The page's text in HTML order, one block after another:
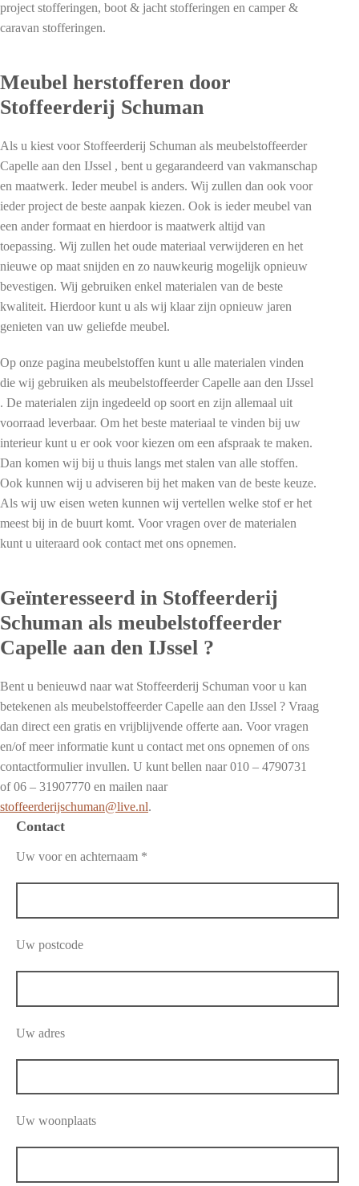
project stofferingen, boot & jacht stofferingen en camper &
caravan stofferingen.
Meubel herstofferen door
Stoffeerderij Schuman
Als u kiest voor Stoffeerderij Schuman als meubelstoffeerder
Capelle aan den IJssel , bent u gegarandeerd van vakmanschap
en maatwerk. Ieder meubel is anders. Wij zullen dan ook voor
ieder project de beste aanpak kiezen. Ook is ieder meubel van
een ander formaat en hierdoor is maatwerk altijd van
toepassing. Wij zullen het oude materiaal verwijderen en het
nieuwe op maat snijden en zo nauwkeurig mogelijk opnieuw
bevestigen. Wij gebruiken enkel materialen van de beste
kwaliteit. Hierdoor kunt u als wij klaar zijn opnieuw jaren
genieten van uw geliefde meubel.
Op onze pagina meubelstoffen kunt u alle materialen vinden
die wij gebruiken als meubelstoffeerder Capelle aan den IJssel
. De materialen zijn ingedeeld op soort en zijn allemaal uit
voorraad leverbaar. Om het beste materiaal te vinden bij uw
interieur kunt u er ook voor kiezen om een afspraak te maken.
Dan komen wij bij u thuis langs met stalen van alle stoffen.
Ook kunnen wij u adviseren bij het maken van de beste keuze.
Als wij uw eisen weten kunnen wij vertellen welke stof er het
meest bij in de buurt komt. Voor vragen over de materialen
kunt u uiteraard ook contact met ons opnemen.
Geïnteresseerd in Stoffeerderij
Schuman als meubelstoffeerder
Capelle aan den IJssel ?
Bent u benieuwd naar wat Stoffeerderij Schuman voor u kan
betekenen als meubelstoffeerder Capelle aan den IJssel ? Vraag
dan direct een gratis en vrijblijvende offerte aan. Voor vragen
en/of meer informatie kunt u contact met ons opnemen of ons
contactformulier invullen. U kunt bellen naar 010 – 4790731
of 06 – 31907770 en mailen naar
stoffeerderijschuman@live.nl.
Contact
Uw voor en achternaam *
Uw postcode
Uw adres
Uw woonplaats